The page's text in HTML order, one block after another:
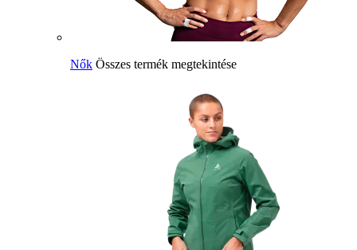
Nők Összes termék megtekintése